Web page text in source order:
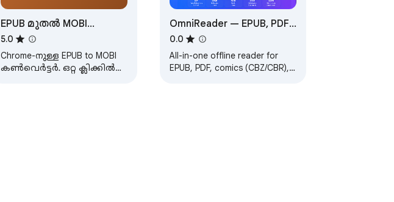
EPUB മുതൽ MOBI
കൺവെർട്ടർ വരെ
5.0
Chrome-നുള്ള EPUB to MOBI
കൺവെർട്ടർ. ഒറ്റ ക്ലിക്കിൽ
OmniReader — EPUB, PDF,
CBZ & DjVu
0.0
All-in-one offline reader for
EPUB, PDF, comics (CBZ/CBR),